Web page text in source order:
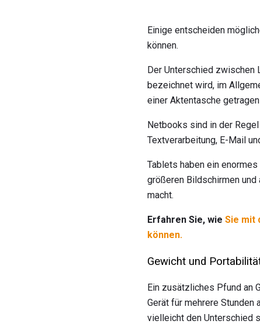
Einige entscheiden
können.
Der Unterschied
bezeichnet wird, im
einer Aktentasche
Netbooks sind in der
Textverarbeitung, E-Mail
Tablets haben ein
größeren Bildschirmen
macht.
Erfahren Sie, wie Sie mit
können.
Gewicht und
Ein zusätzliches Pfund an
Gerät für mehrere Stunden
vielleicht den Unterschied